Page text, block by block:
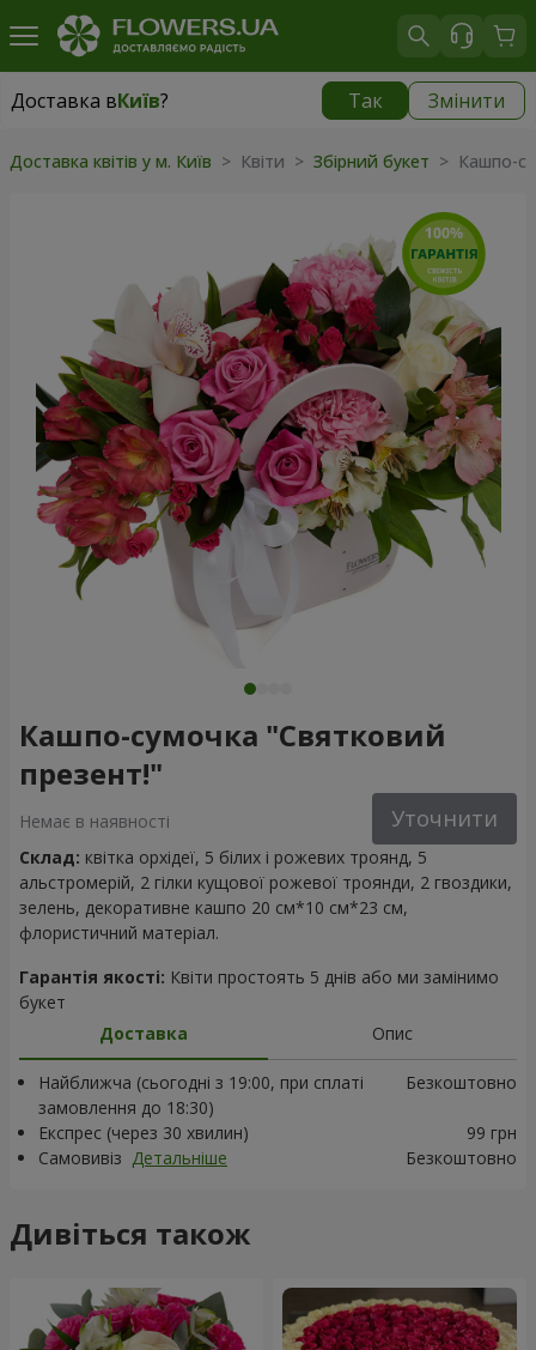
Доставка вКиїв? Так Змінити
Доставка вКиїв
Доставка квітів у м. Київ > Квіти > Збірний букет > Кашпо-
Кашпо-сумочка "Святковий
презент!"
Немає в наявності Уточнити
Склад: квітка орхідеї, 5 білих і рожевих троянд, 5
альстромерій, 2 гілки кущової рожевої троянди, 2 гвоздики,
зелень, декоративне кашпо 20 см*10 см*23 см,
флористичний матеріал.
Гарантія якості: Квіти простоять 5 днів або ми замінимо
букет
Доставка
Опис
Найближча (сьогодні з 19:00, при сплаті
замовлення до 18:30)
Безкоштовно
Експрес (через 30 хвилин)
99 грн
Самовивіз Детальніше Безкоштовно
Дивіться також